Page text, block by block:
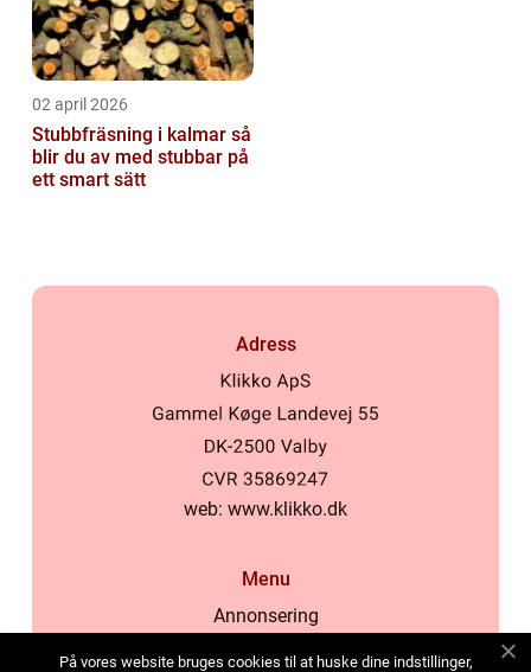
02 april 2026
Stubbfräsning i kalmar så
blir du av med stubbar på
ett smart sätt
Adress
web: www.klikko.dk
Menu
Annonsering
På vores website bruges cookies til at huske dine indstillinger,